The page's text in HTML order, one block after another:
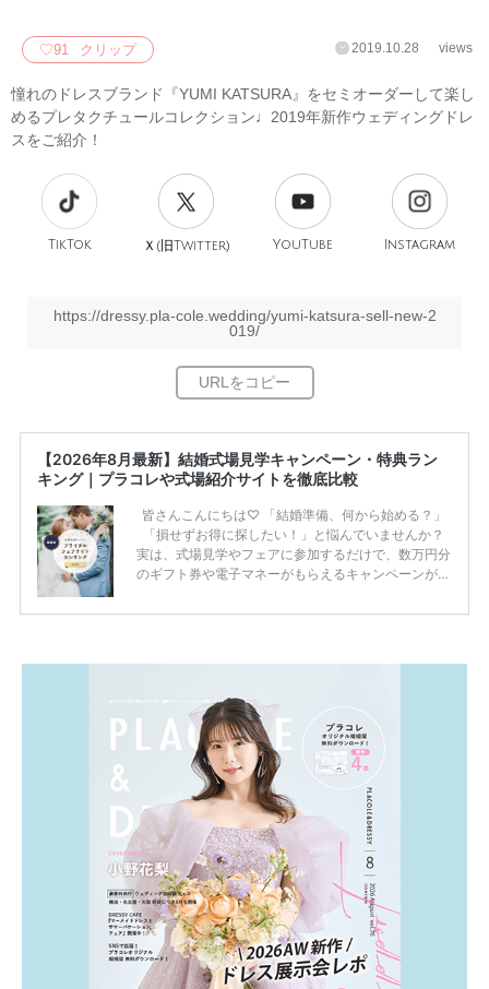
♡91 クリップ 2019.10.28 views
憧れのドレスブランド『YUMI KATSURA』をセミオーダーして楽し
めるプレタクチュールコレクション♩2019年新作ウェディングドレ
スをご紹介！
TikTok Ｘ(旧Twitter) YouTube Instagram
https://dressy.pla-cole.wedding/yumi-katsura-sell-new-2
019/
【2026年8月最新】結婚式場見学キャンペーン・特典ラン
キング｜プラコレや式場紹介サイトを徹底比較
皆さんこんにちは♡ 「結婚準備、何から始める？」
「損せずお得に探したい！」と悩んでいませんか？
実は、式場見学やフェアに参加するだけで、数万円分
のギフト券や電子マネーがもらえるキャンペーンがあ
ため、比較せずに選ぶと損をしてしまうことも……。
一番お得？」「プラコレの特典は？」といった疑問も
解決します。 まずは診断で候補を絞れる「ウェディ
ング診断」か、体験型 […]続きを読む